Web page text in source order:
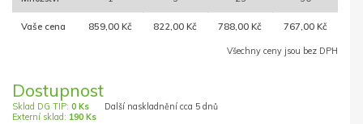
Vaše cena 859,00 Kč 822,00 Kč 788,00 Kč 767,00 Kč
Všechny ceny jsou bez DPH
Dostupnost
Sklad DG TIP: 0 Ks
Externí sklad: 190 Ks
Další naskladnění cca 5 dnů